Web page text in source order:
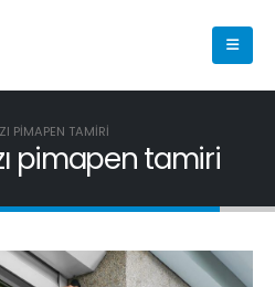
PIMAPEN TAMIRI
pimapen tamiri